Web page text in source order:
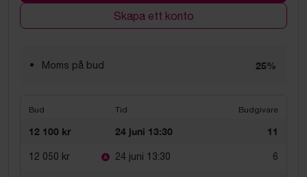
Skapa ett konto
Moms på bud 25%
Bud Tid Budgivare
12 100 kr 24 juni 13:30 11
12 050 kr 24 juni 13:30 6